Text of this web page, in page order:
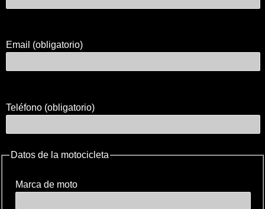
Email (obligatorio)
Teléfono (obligatorio)
Datos de la motocicleta
Marca de moto